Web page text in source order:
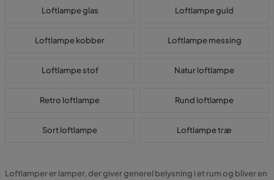
Loftlampe glas Loftlampe guld
Loftlampe kobber Loftlampe messing
Loftlampe stof Natur loftlampe
Retro loftlampe Rund loftlampe
Sort loftlampe Loftlampe træ
Loftlamper er lamper, der giver generel belysning i et rum og bliver en